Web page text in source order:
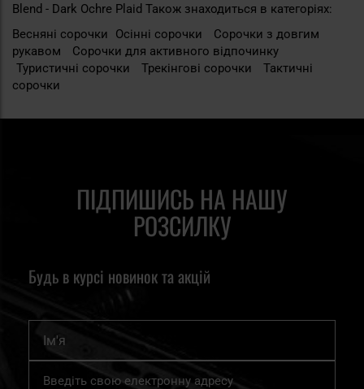
Blend - Dark Ochre Plaid Також знаходиться в категоріях:
Весняні сорочки
Осінні сорочки
Сорочки з довгим
рукавом
Сорочки для активного відпочинку
Туристичні сорочки
Трекінгові сорочки
Тактичні
сорочки
ПІДПИШИСЬ НА НАШУ
РОЗСИЛКУ
Будь в курсі новинок та акцій
Підпишіться